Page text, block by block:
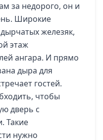
за недорого, он и
Широкие
железяк,
этаж
ангара. И прямо
дыра для
гостей.
чтобы
дверь с
Такие
нужно